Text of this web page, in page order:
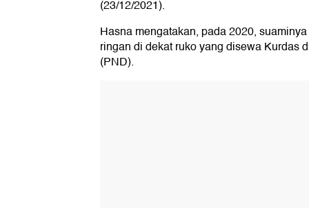
(23/12/2021).
Hasna mengatakan, pada 2020,
ringan di dekat ruko yang disewa Kurdas
(PND).